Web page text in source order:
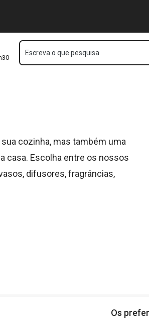
Escreva o que pesquisa
cozinha, mas também uma
casa. Escolha entre os nossos
difusores, fragrâncias,
Os